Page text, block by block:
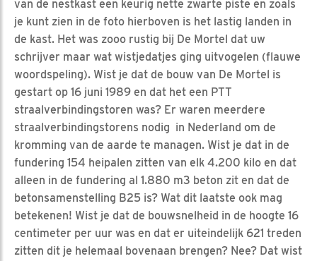
van de nestkast een keurig nette zwarte piste en zoals
je kunt zien in de foto hierboven is het lastig landen in
de kast. Het was zooo rustig bij De Mortel dat uw
schrijver maar wat wistjedatjes ging uitvogelen (flauwe
woordspeling). Wist je dat de bouw van De Mortel is
gestart op 16 juni 1989 en dat het een PTT
straalverbindingstoren was? Er waren meerdere
straalverbindingstorens nodig in Nederland om de
kromming van de aarde te managen. Wist je dat in de
fundering 154 heipalen zitten van elk 4.200 kilo en dat
alleen in de fundering al 1.880 m3 beton zit en dat de
betonsamenstelling B25 is? Wat dit laatste ook mag
betekenen! Wist je dat de bouwsnelheid in de hoogte 16
centimeter per uur was en dat er uiteindelijk 621 treden
zitten dit je helemaal bovenaan brengen? Nee? Dat wist